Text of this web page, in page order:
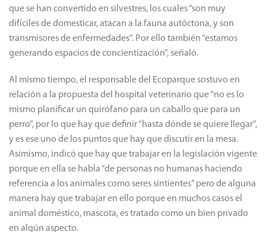
que se han convertido en silvestres, los cuales “son muy
difíciles de domesticar, atacan a la fauna autóctona, y son
transmisores de enfermedades”. Por ello también “estamos
generando espacios de concientización”, señaló.
Al mismo tiempo, el responsable del Ecoparque sostuvo en
relación a la propuesta del hospital veterinario que “no es lo
mismo planificar un quirófano para un caballo que para un
perro”, por lo que hay que definir “hasta dónde se quiere llegar”,
y es ese uno de los puntos que hay que discutir en la mesa.
Asimismo, indicó que hay que trabajar en la legislación vigente
porque en ella se habla “de personas no humanas haciendo
referencia a los animales como seres sintientes” pero de alguna
manera hay que trabajar en ello porque en muchos casos el
animal doméstico, mascota, es tratado como un bien privado
en algún aspecto.